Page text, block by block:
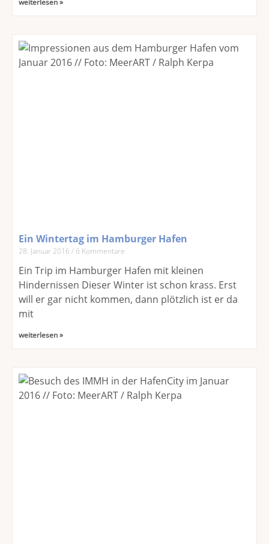
Ein Wintertag im Hamburger Hafen
28. Januar 2016 6 Kommentare
Ein Trip im Hamburger Hafen mit kleinen
Hindernissen Dieser Winter ist schon krass. Erst
will er gar nicht kommen, dann plötzlich ist er da
mit
weiterlesen »